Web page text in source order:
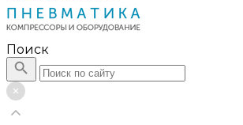
Поиск